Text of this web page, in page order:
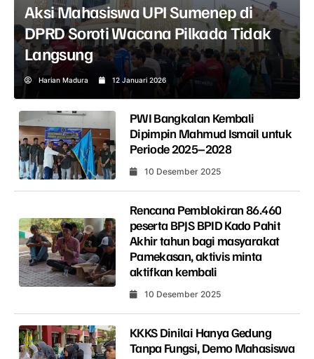
Aksi Mahasiswa UPI Sumenep di
DPRD Soroti Wacana Pilkada Tidak
Langsung
Harian Madura 12 Januari 2026
PWI Bangkalan Kembali
Dipimpin Mahmud Ismail untuk
Periode 2025–2028
10 Desember 2025
Rencana Pemblokiran 86.460
peserta BPJS BPID Kado Pahit
Akhir tahun bagi masyarakat
Pamekasan, aktivis minta
aktifkan kembali
10 Desember 2025
KKKS Dinilai Hanya Gedung
Tanpa Fungsi, Demo Mahasiswa